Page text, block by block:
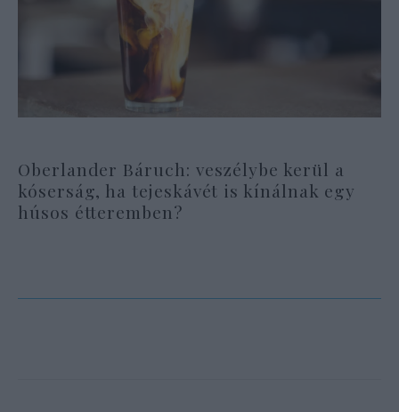
Oberlander Báruch: veszélybe kerül a
kóserság, ha tejeskávét is kínálnak egy
húsos étteremben?